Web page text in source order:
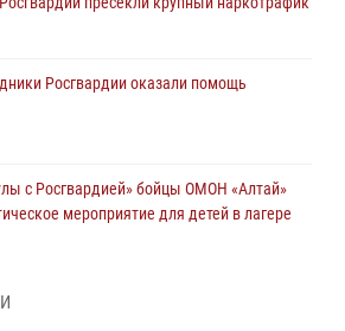
Росгвардии оказали помощь
с Росгвардией» бойцы ОМОН «Алтай»
мероприятие для детей в лагере